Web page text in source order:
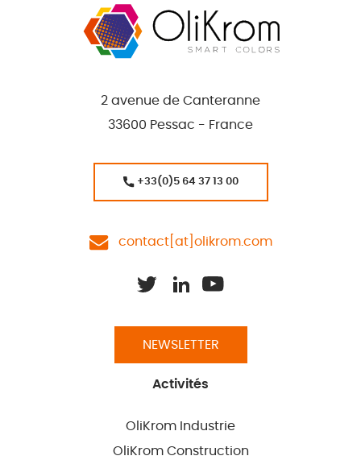
2 avenue de Canteranne
33600 Pessac - France
+33(0)5 64 37 13 00
contact[at]olikrom.com
NEWSLETTER
Activités
OliKrom Industrie
OliKrom Construction